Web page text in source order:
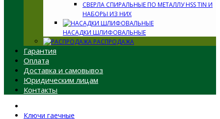
СВЕРЛА СПИРАЛЬНЫЕ ПО МЕТАЛЛУ HSS TIN И
НАБОРЫ ИЗ НИХ
НАСАДКИ ШЛИФОВАЛЬНЫЕ
РАСПРОДАЖА
Гарантия
Оплата
Доставка и самовывоз
Юридическим лицам
Контакты
Ключи гаечные